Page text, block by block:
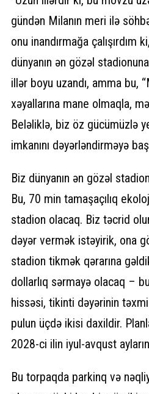
gündən Milanın meri ilə
onu inandırmağa çalışırdım
dünyanın ən gözəl
illər boyu uzandı, amma bu,
xəyallarına mane olmaqla,
Beləliklə, biz öz gücümüzlə
imkanını dəyərləndirməyə
Biz dünyanın ən gözəl
Bu, 70 min tamaşaçılıq
stadion olacaq. Biz təcrid
dəyər vermək istəyirik, ona
stadion tikmək qərarına
dollarlıq sərmayə olacaq –
hissəsi, tikinti dəyərinin
pulun üçdə ikisi daxildir.
2028-ci ilin iyul-avqust
Bu torpaqda parkinq və